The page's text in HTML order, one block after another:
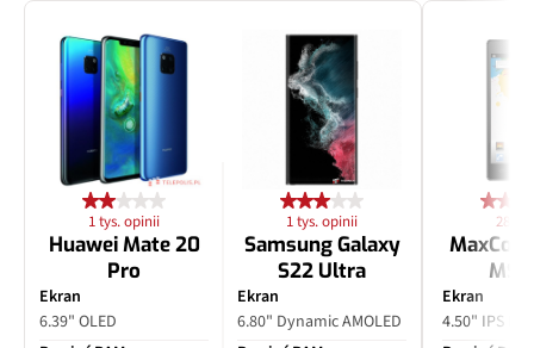
1 tys. opinii
Huawei Mate 20
Pro
Ekran
6.39" OLED
1 tys. opinii
Samsung Galaxy
S22 Ultra
Ekran
6.80" Dynamic AMOLED
28
Ekran
4.50" IPS